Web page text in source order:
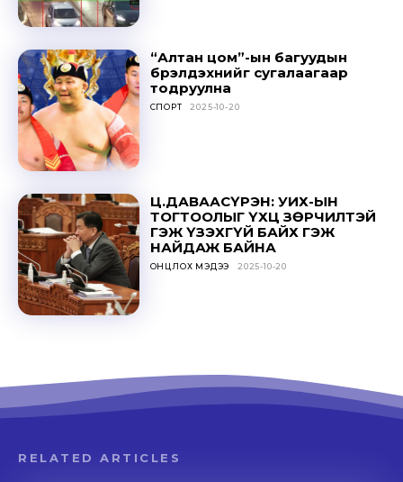
“Алтан цом”-ын багуудын
бүрэлдэхүүнийг сугалаагаар
тодруулна
СПОРТ 2025-10-20
Ц.ДАВААСҮРЭН: УИХ-ЫН
ТОГТООЛЫГ ҮХЦ ЗӨРЧИЛТЭЙ
ГЭЖ ҮЗЭХГҮЙ БАЙХ ГЭЖ
НАЙДАЖ БАЙНА
ОНЦЛОХ МЭДЭЭ 2025-10-20
RELATED ARTICLES